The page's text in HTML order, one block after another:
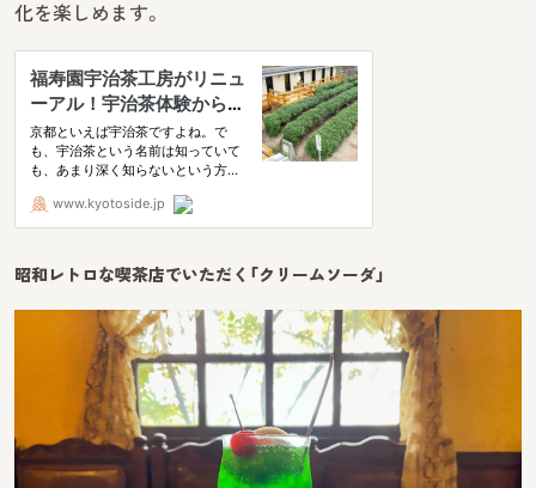
化を楽しめます。
昭和レトロな喫茶店でいただく「クリームソーダ」